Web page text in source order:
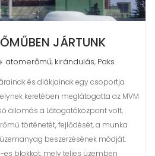
JÁRTUNK
atomerőmű, kirándulás, Paks
és diákjainak egy csoportja
keretében meglátogatta az MVM
állomás a Látogatóközpont volt,
történetét, fejlődését, a munka
beszerzésének módját.
es blokkot, mely teljes üzemben